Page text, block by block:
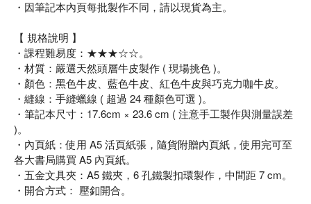
・因筆記本內頁每批製作不同，請以現貨為主。
【 規格說明 】
・課程難易度：★★★☆☆。
・材質：嚴選天然頭層牛皮製作 ( 現場挑色 )。
・顏色：黑色牛皮、藍色牛皮、紅色牛皮與巧克力咖牛皮。
・縫線：手縫蠟線 ( 超過 24 種顏色可選 )。
・筆記本尺寸：17.6cm × 23.6 cm ( 注意手工製作與測量誤差
)。
・內頁紙：使用 A5 活頁紙張，隨貨附贈內頁紙，使用完可至
各大書局購買 A5 內頁紙。
・五金文具夾：A5 鐵夾，6 孔鐵製扣環製作，中間距 7 cm。
・開合方式： 壓釦開合。